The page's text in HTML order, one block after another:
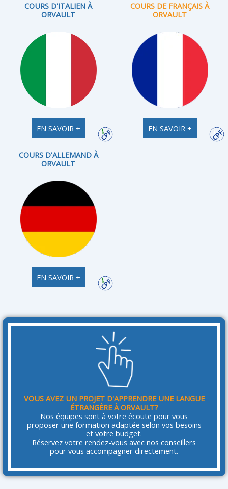
COURS D'ITALIEN À
ORVAULT
EN SAVOIR +
COURS DE FRANÇAIS À
ORVAULT
EN SAVOIR +
COURS D'ALLEMAND À
ORVAULT
EN SAVOIR +
VOUS AVEZ UN PROJET D'APPRENDRE UNE LANGUE
ÉTRANGÈRE À ORVAULT?
Nos équipes sont à votre écoute pour vous
proposer une formation adaptée selon vos besoins
et votre budget.
Réservez votre rendez-vous avec nos conseillers
pour vous accompagner directement.